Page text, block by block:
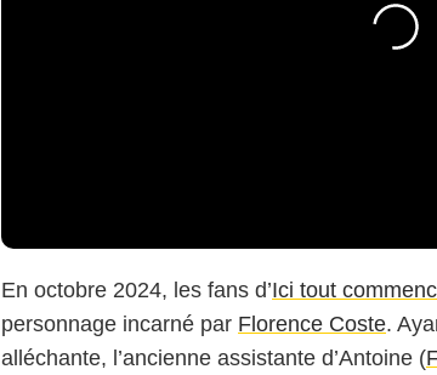
En octobre 2024, les fans d’Ici tout
personnage incarné par Florence Coste.
alléchante, l’ancienne assistante d’Antoine (